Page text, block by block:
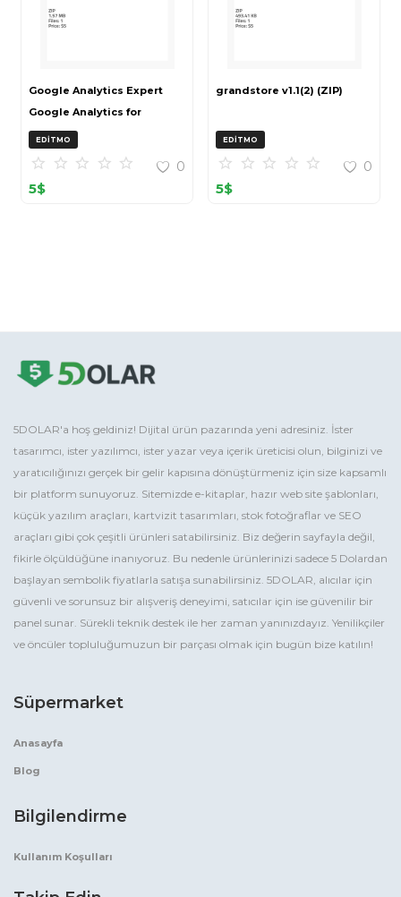
Google Analytics Expert
Google Analytics for
OpenCart (ZIP)
EDITMO
0
5$
grandstore v1.1(2) (ZIP)
EDITMO
0
5$
5DOLAR'a hoş geldiniz! Dijital ürün pazarında yeni adresiniz. İster
tasarımcı, ister yazılımcı, ister yazar veya içerik üreticisi olun, bilginizi ve
yaratıcılığınızı gerçek bir gelir kapısına dönüştürmeniz için size kapsamlı
bir platform sunuyoruz. Sitemizde e-kitaplar, hazır web site şablonları,
küçük yazılım araçları, kartvizit tasarımları, stok fotoğraflar ve SEO
araçları gibi çok çeşitli ürünleri satabilirsiniz. Biz değerin sayfayla değil,
fikirle ölçüldüğüne inanıyoruz. Bu nedenle ürünlerinizi sadece 5 Dolardan
başlayan sembolik fiyatlarla satışa sunabilirsiniz. 5DOLAR, alıcılar için
güvenli ve sorunsuz bir alışveriş deneyimi, satıcılar için ise güvenilir bir
panel sunar. Sürekli teknik destek ile her zaman yanınızdayız. Yenilikçiler
ve öncüler topluluğumuzun bir parçası olmak için bugün bize katılın!
Süpermarket
Anasayfa
Blog
Bilgilendirme
Kullanım Koşulları